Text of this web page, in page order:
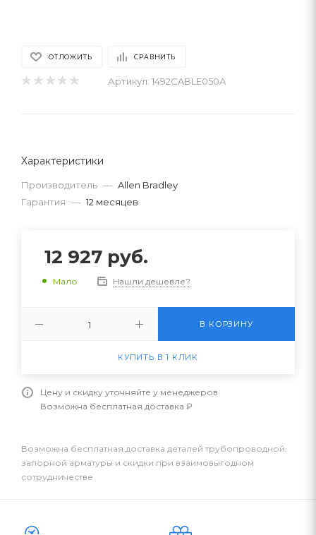
ОТЛОЖИТЬ СРАВНИТЬ
Артикул: 1492CABLE050A
Характеристики
Производитель — Allen Bradley
Гарантия — 12 месяцев
12 927 руб.
Мало Нашли дешевле?
В КОРЗИНУ
КУПИТЬ В 1 КЛИК
Цену и скидку уточняйте у менеджеров
Возможна бесплатная доставка ₽
Возможна бесплатная доставка деталей трубопроводной,
запорной арматуры и скидки при взаимовыгодном
сотрудничестве